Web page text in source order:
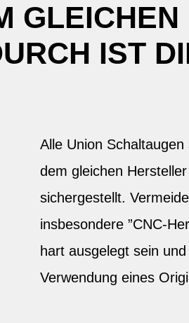
IST
Alle Union
dem gleichen
sichergestellt.
insbesondere ”CNC-
hart ausgelegt sein
Verwendung eines